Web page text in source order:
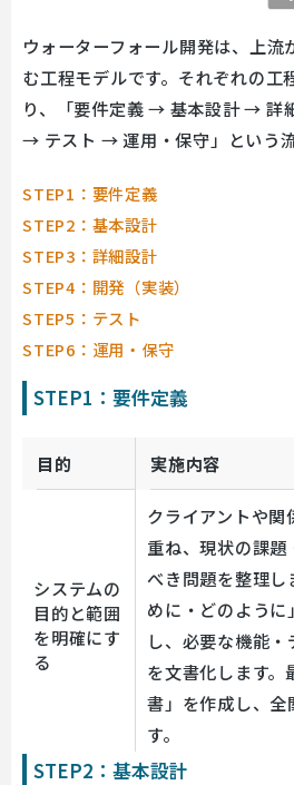
ウォーターフォール開発は、上流
む工程モデルです。それぞれの工
り、「要件定義 → 基本設計 → 詳
→ テスト → 運用・保守」という流
STEP1：要件定義
STEP2：基本設計
STEP3：詳細設計
STEP4：開発（実装）
STEP5：テスト
STEP6：運用・保守
STEP1：要件定義
目的 実施内容
システムの
目的と範囲
を明確にす
る
クライアントや関
重ね、現状の課
べき問題を整理し
めに・どのよう
し、必要な機能
を文書化します。
書」を作成し、全
す。
STEP2：基本設計